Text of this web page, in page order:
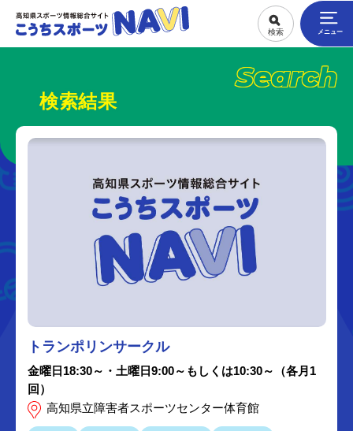
Search
検索結果
トランポリンサークル
金曜日18:30～・土曜日9:00～もしくは10:30～（各月1
回）
高知県立障害者スポーツセンター体育館